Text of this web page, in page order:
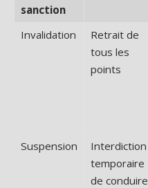
sanction
Invalidation
Retrait de
tous les
points
Suspension
Interdiction
temporaire
de conduire